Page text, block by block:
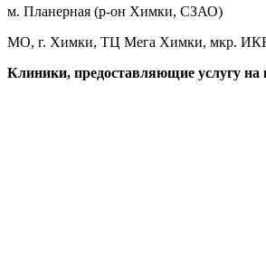
м. Планерная (р-он Химки, СЗАО)
МО, г. Химки, ТЦ Мега Химки, мкр.
Клиники, предоставляющие услугу на